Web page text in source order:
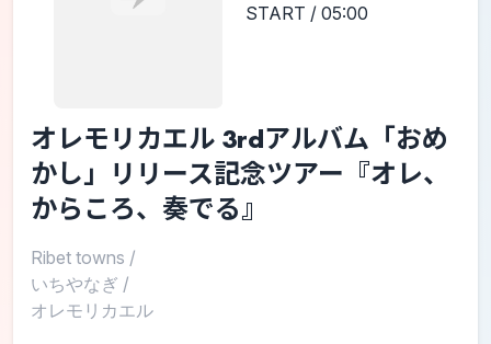
START / 05:00
オレモリカエル 3rdアルバム「おめ
かし」リリース記念ツアー『オレ、
からころ、奏でる』
Ribet towns /
いちやなぎ /
オレモリカエル